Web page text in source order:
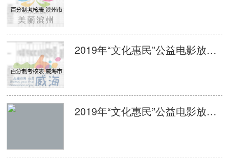
2019年“文化惠民”公益电影放映活动单次放映平台监管百分制考核表 威海
2019年“文化惠民”公益电影放映活动单次放映平台监管百分制考核表 日照